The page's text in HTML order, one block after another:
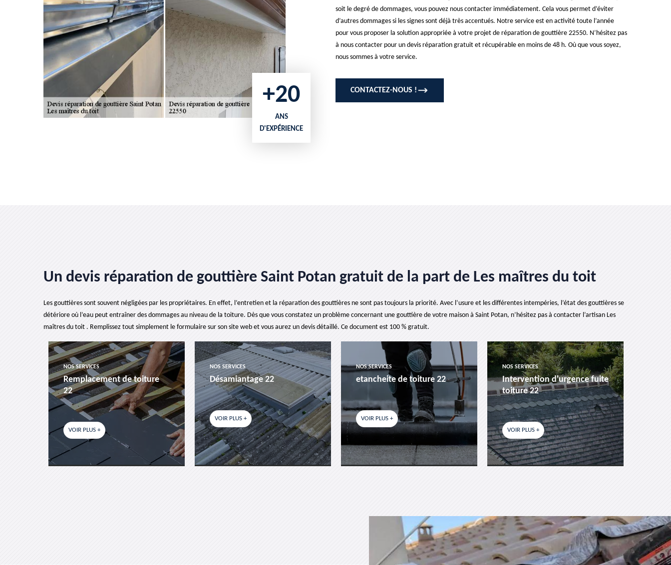
+20
ANS
D'EXPÉRIENCE
soit le degré de dommages, vous pouvez nous contacter immédiatement. Cela vous permet d’éviter
d’autres dommages si les signes sont déjà très accentués. Notre service est en activité toute l’année
pour vous proposer la solution appropriée à votre projet de réparation de gouttière 22550. N’hésitez pas
à nous contacter pour un devis réparation gratuit et récupérable en moins de 48 h. Où que vous soyez,
nous sommes à votre service.
CONTACTEZ-NOUS !
Un devis réparation de gouttière Saint Potan gratuit de la part de Les maîtres du toit
Les gouttières sont souvent négligées par les propriétaires. En effet, l’entretien et la réparation des gouttières ne sont pas toujours la priorité. Avec l’usure et les différentes intempéries, l’état des gouttières se
détériore où l’eau peut entraîner des dommages au niveau de la toiture. Dès que vous constatez un problème concernant une gouttière de votre maison à Saint Potan, n’hésitez pas à contacter l’artisan Les
maîtres du toit . Remplissez tout simplement le formulaire sur son site web et vous aurez un devis détaillé. Ce document est 100 % gratuit.
NOS SERVICES
Remplacement de toiture
22
VOIR PLUS +
NOS SERVICES
Désamiantage 22
VOIR PLUS +
NOS SERVICES
etancheite de toiture 22
VOIR PLUS +
NOS SERVICES
Intervention d'urgence fuite
toiture 22
VOIR PLUS +